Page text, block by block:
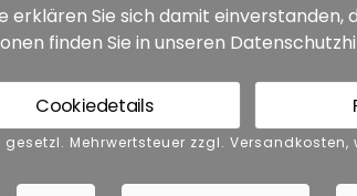
Barrierefreiheit
erklären Sie sich damit einverstanden,
finden Sie in unseren
Cookiedetails
gesetzl. Mehrwertsteuer zzgl.